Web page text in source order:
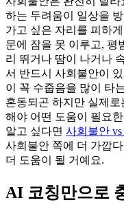
하는 두려움이 일상을
가고 싶은 자리를 피하
문에 잠을 못 이루고, 평
리 뛰거나 땀이 나거나
서 반드시 사회불안이
이 꼭 수줍음을 많이 타
혼동되곤 하지만 실제
해야 어떤 도움이 필요
알고 싶다면 사회불안
사회불안 쪽에 더 가깝
더 도움이 될 거예요.
AI 코칭만으로